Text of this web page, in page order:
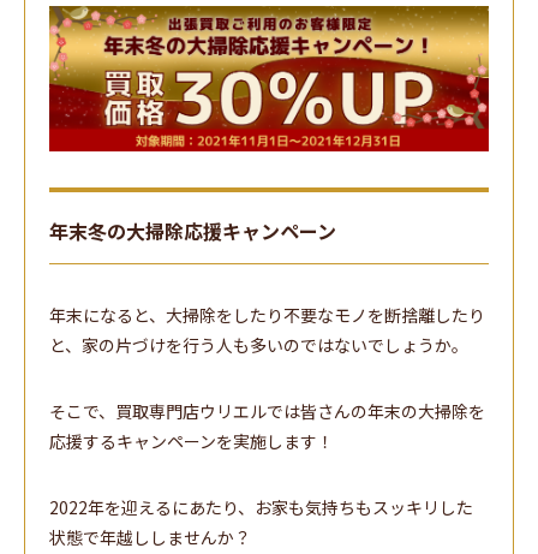
年末冬の大掃除応援キャンペーン
年末になると、大掃除をしたり不要なモノを断捨離したり
と、家の片づけを行う人も多いのではないでしょうか。
そこで、買取専門店ウリエルでは皆さんの年末の大掃除を
応援するキャンペーンを実施します！
2022年を迎えるにあたり、お家も気持ちもスッキリした
状態で年越ししませんか？